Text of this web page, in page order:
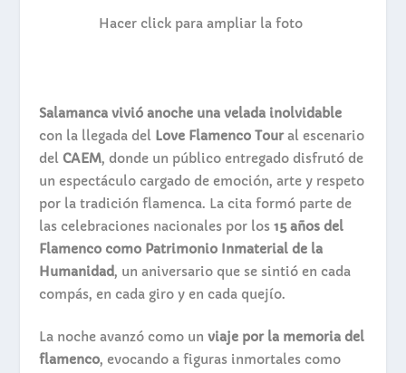
Hacer click para ampliar la foto
Salamanca vivió anoche una velada inolvidable
con la llegada del Love Flamenco Toural escenario
del CAEM, donde un público entregado disfrutó de
un espectáculo cargado de emoción, arte y respeto
por la tradición flamenca. La cita formó parte de
las celebraciones nacionales por los 15 años del
Flamenco como Patrimonio Inmaterial de la
Humanidad, un aniversario que se sintió en cada
compás, en cada giro y en cada quejío.
La noche avanzó como un viaje por la memoria del
flamenco, evocando a figuras inmortales como